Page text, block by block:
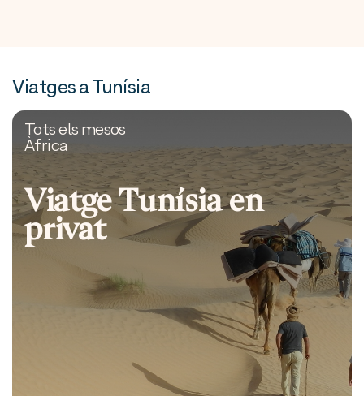
Viatges a Tunísia
Tots els mesos
Àfrica
Viatge Tunísia en
privat